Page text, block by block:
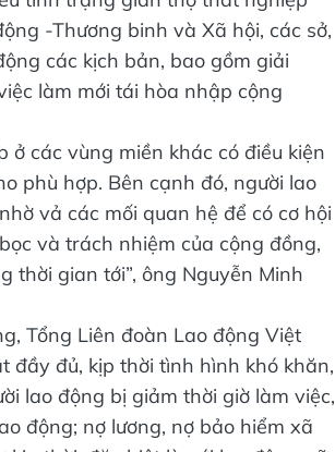
tình trạng giãn thợ thất nghiệp
-Thương binh và Xã hội, các sở,
các kịch bản, bao gồm giải
làm mới tái hòa nhập cộng
ở các vùng miền khác có điều kiện
phù hợp. Bên cạnh đó, người lao
vả các mối quan hệ để có cơ hội
và trách nhiệm của cộng đồng,
thời gian tới”, ông Nguyễn Minh
Tổng Liên đoàn Lao động Việt
đầy đủ, kịp thời tình hình khó khăn,
lao động bị giảm thời giờ làm việc,
động; nợ lương, nợ bảo hiểm xã